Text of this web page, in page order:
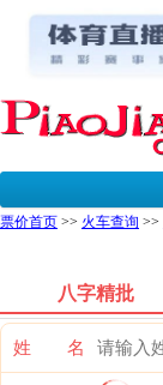
票价首页 >> 火车查询 >>
八字精批
姓 名